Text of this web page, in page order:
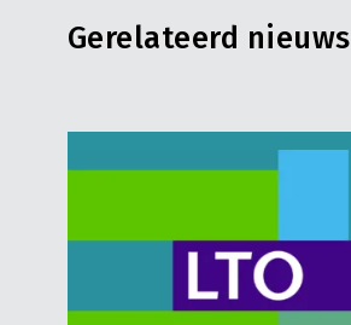
Gerelateerd nieuws